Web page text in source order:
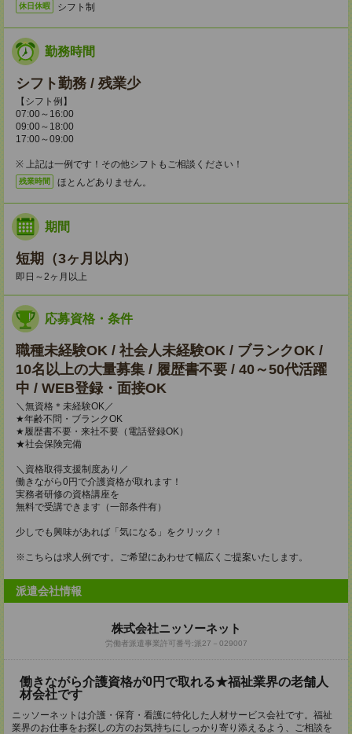
休日休暇 シフト制
勤務時間
シフト勤務 / 残業少
【シフト例】
07:00～16:00
09:00～18:00
17:00～09:00
※ 上記は一例です！その他シフトもご相談ください！
残業時間 ほとんどありません。
期間
短期（3ヶ月以内）
即日～2ヶ月以上
応募資格・条件
職種未経験OK / 社会人未経験OK / ブランクOK /
10名以上の大量募集 / 履歴書不要 / 40～50代活躍
中 / WEB登録・面接OK
＼無資格＊未経験OK／
★年齢不問・ブランクOK
★履歴書不要・来社不要（電話登録OK）
★社会保険完備
＼資格取得支援制度あり／
働きながら0円で介護資格が取れます！
実務者研修の資格講座を
無料で受講できます（一部条件有）
少しでも興味があれば「気になる」をクリック！
※こちらは求人例です。ご希望にあわせて幅広くご提案いたします。
派遣会社情報
株式会社ニッソーネット
労働者派遣事業許可番号:派27－029007
働きながら介護資格が0円で取れる★福祉業界の老舗人
材会社です
ニッソーネットは介護・保育・看護に特化した人材サービス会社です。福祉
業界のお仕事をお探しの方のお気持ちにしっかり寄り添えるよう、ご相談を